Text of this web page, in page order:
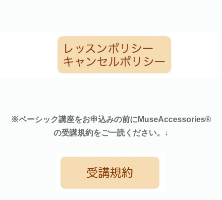
※ベーシック講座をお申込みの前にMuseAccessories®
の受講規約をご一読ください。↓